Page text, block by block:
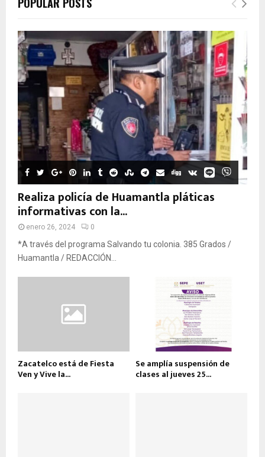
POPULAR POSTS
Realiza policía de Huamantla pláticas
informativas con la...
enero 26, 2024 0
*A través del programa Salvando tu colonia. 385 Grados /
Huamantla / REDACCIÓN...
Zacatelco está de Fiesta
Ven y Vive la...
Se amplía suspensión de
clases al jueves 25...